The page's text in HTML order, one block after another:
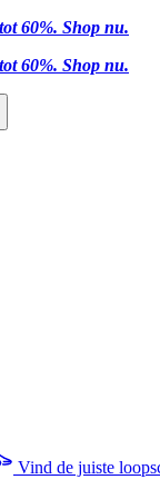
60%. Shop nu.
60%. Shop nu.
Vind de juiste